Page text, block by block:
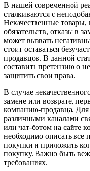
В нашей современной
сталкиваются с
Некачественные
обязательств, отказы в
может вызвать
стоит оставаться
продавцов. В данной
составить претензию о
защитить свои права.
В случае
замене или возврате,
компанию-продавца. Для
различными каналами
или чат-ботом на сайте
необходимо описать все
покупки и приложить
покупку. Важно быть
требованиях.